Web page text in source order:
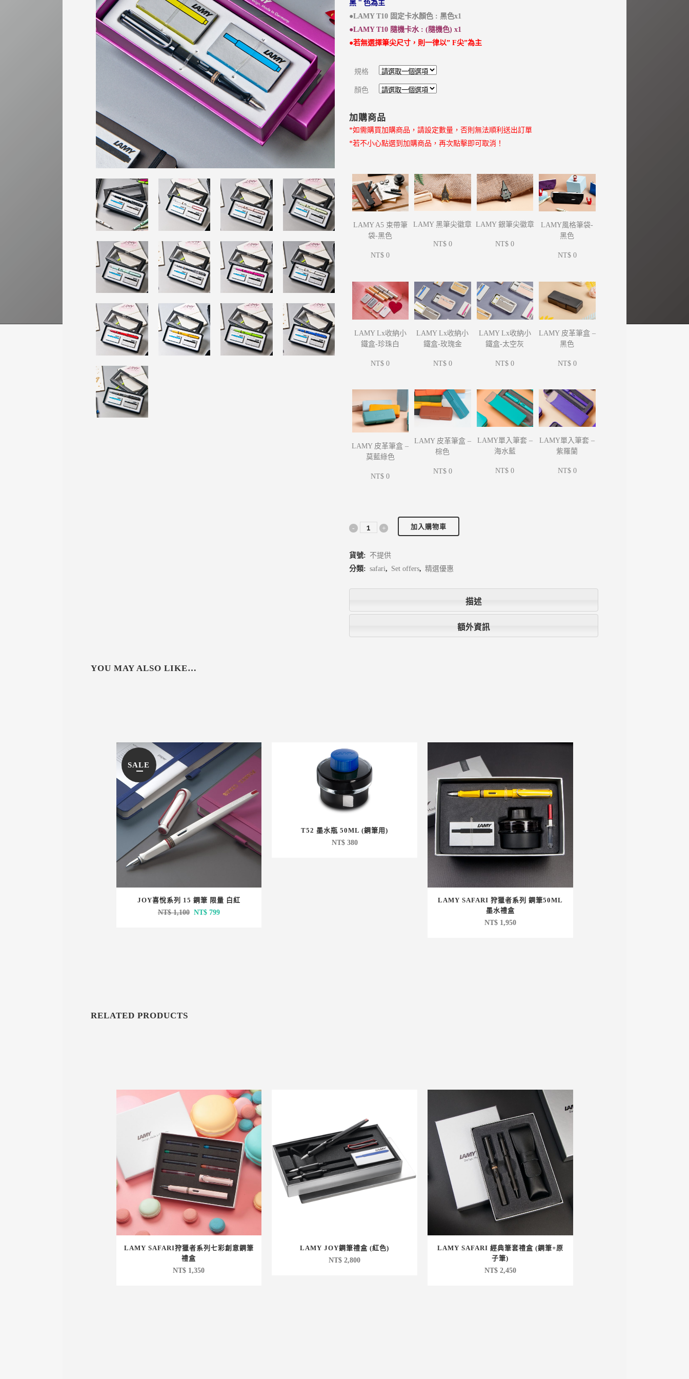
NT$ 1,440。
NT$ 1,200。
黑＂色為主
●LAMY T10 固定卡水顏色 : 黑色x1
●LAMY T10 隨機卡水 : (隨機色) x1
●若無選擇筆尖尺寸，則一律以” F尖”為主
規格
顏色
加購商品
*如需購買加購商品，請設定數量，否則無法順利送出訂單
*若不小心點選到加購商品，再次點擊即可取消！
LAMY A5 束帶筆
袋-黑色
NT$ 0
LAMY 黑筆尖徽章
NT$ 0
LAMY 銀筆尖徽章
NT$ 0
LAMY風格筆袋-
黑色
NT$ 0
LAMY Lx收納小
鐵盒-珍珠白
NT$ 0
LAMY Lx收納小
鐵盒-玫瑰金
NT$ 0
LAMY Lx收納小
鐵盒-太空灰
NT$ 0
LAMY 皮革筆盒 –
黑色
NT$ 0
LAMY 皮革筆盒 –
莫藍綠色
NT$ 0
LAMY 皮革筆盒 –
棕色
NT$ 0
LAMY單入筆套 –
海水藍
NT$ 0
LAMY單入筆套 –
紫羅蘭
NT$ 0
加入購物車
貨號: 不提供
分類: safari, Set offers, 精選優惠
描述
額外資訊
YOU MAY ALSO LIKE…
SALE
JOY喜悅系列 15 鋼筆 限量 白紅
NT$1,100 原
NT$799目
T52 墨水瓶 50ML (鋼筆用)
NT$380
LAMY SAFARI 狩獵者系列 鋼筆50ML
墨水禮盒
NT$1,950
RELATED PRODUCTS
LAMY SAFARI狩獵者系列七彩創意鋼筆
禮盒
NT$ 1,350
LAMY JOY鋼筆禮盒 (紅色)
NT$ 2,800
LAMY SAFARI 經典筆套禮盒 (鋼筆+原
子筆)
NT$2,450